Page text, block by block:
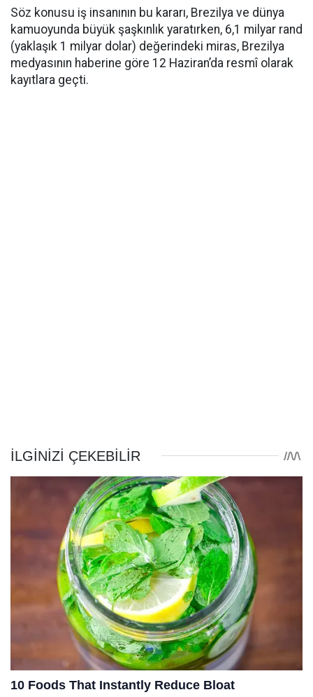
Söz konusu iş insanının bu kararı, Brezilya ve dünya
kamuoyunda büyük şaşkınlık yaratırken, 6,1 milyar rand
(yaklaşık 1 milyar dolar) değerindeki miras, Brezilya
medyasının haberine göre 12 Haziran’da resmî olarak
kayıtlara geçti.